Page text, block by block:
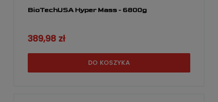
BioTechUSA Hyper Mass - 6800g
389,98 zł
DO KOSZYKA